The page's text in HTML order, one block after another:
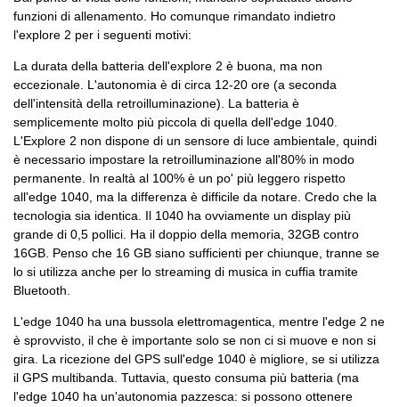
funzioni di allenamento. Ho comunque rimandato indietro
l'explore 2 per i seguenti motivi:
La durata della batteria dell'explore 2 è buona, ma non
eccezionale. L'autonomia è di circa 12-20 ore (a seconda
dell'intensità della retroilluminazione). La batteria è
semplicemente molto più piccola di quella dell'edge 1040.
L'Explore 2 non dispone di un sensore di luce ambientale, quindi
è necessario impostare la retroilluminazione all'80% in modo
permanente. In realtà al 100% è un po' più leggero rispetto
all'edge 1040, ma la differenza è difficile da notare. Credo che la
tecnologia sia identica. Il 1040 ha ovviamente un display più
grande di 0,5 pollici. Ha il doppio della memoria, 32GB contro
16GB. Penso che 16 GB siano sufficienti per chiunque, tranne se
lo si utilizza anche per lo streaming di musica in cuffia tramite
Bluetooth.
L'edge 1040 ha una bussola elettromagentica, mentre l'edge 2 ne
è sprovvisto, il che è importante solo se non ci si muove e non si
gira. La ricezione del GPS sull'edge 1040 è migliore, se si utilizza
il GPS multibanda. Tuttavia, questo consuma più batteria (ma
l'edge 1040 ha un'autonomia pazzesca: si possono ottenere